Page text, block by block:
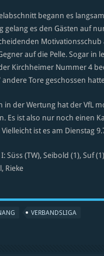
begann es
gelang es den Gästen auf
auf die Pelle. Sogar in
Kirchheimer Nummer 4
Tore geschossen
in der Wertung hat der VfL
Es ist also nur noch einen
ist es am Dienstag
Süss (TW), Seibold (1), Suf
Rieke
VERBANDSLIGA